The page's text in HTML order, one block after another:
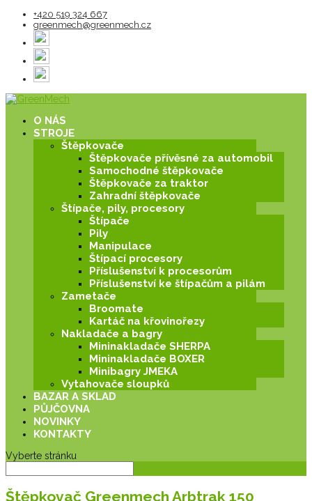
+420 519 324 667
greenmech@greenmech.cz
O NÁS
STROJE
Štěpkovače
Štěpkovače přívěsné za automobil
Samochodné štěpkovače
Štěpkovače za traktor
Zahradní štěpkovače
Štípače, pily, procesory
Štípače
Pily
Manipulace
Štípací procesory
Příslušenství k procesorům
Příslušenství ke štípačům a pilám
Zametače
Broomate
Kartáč na křovinořezy
Nakladače a bagry
Mininakladače SHERPA
Mininakladače BOXER
Minibagry JMEKA
Vytahovače sloupků
BAZAR A SKLAD
PŮJČOVNA
NOVINKY
KONTAKTY
Vyberte stránku
Štěpkovač Greenmech Arbtrak 150